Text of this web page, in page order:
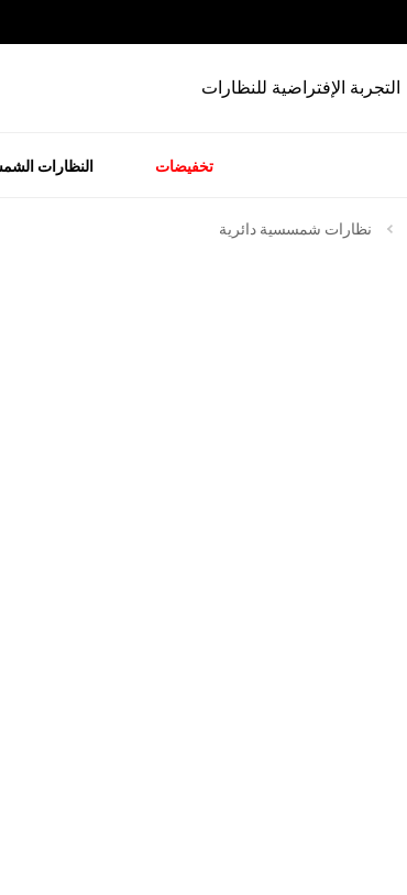
التجربة الإفتراضية للنظارات
تخفيضات النظارات
نظارات شمسسية دائرية